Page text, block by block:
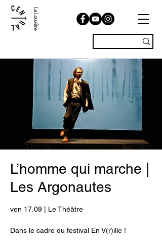
La Louvière
L’homme qui marche |
Les Argonautes
ven 17.09 | Le Théâtre
Dans le cadre du festival En V(r)ille !